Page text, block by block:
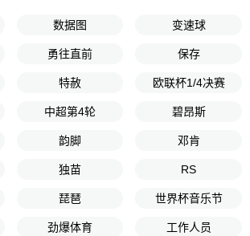
数据图 变速球
勇往直前 保存
特赦 欧联杯1/4决赛
中超第4轮 碧昂斯
韵脚 邓肯
独苗 RS
琵琶 世界杯音乐节
劲爆体育 工作人员